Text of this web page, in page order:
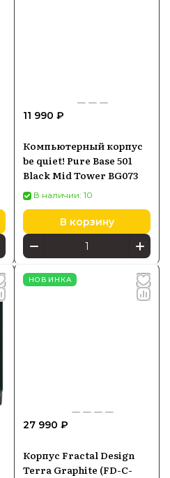
11 990 ₽
Компьютерный корпус
be quiet! Pure Base 501
Black Mid Tower BG073
В наличии: 10
В корзину
НОВИНКА
27 990 ₽
Корпус Fractal Design
Terra Graphite (FD-C-